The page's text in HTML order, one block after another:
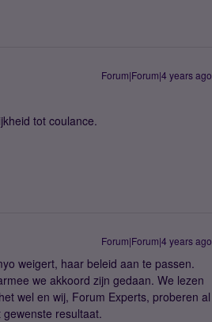
Forum|Forum|4 years ago
tot coulance.
Forum|Forum|4 years ago
weigert, haar beleid aan te passen.
we akkoord zijn gedaan. We lezen
wel en wij, Forum Experts, proberen al
resultaat.